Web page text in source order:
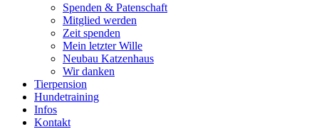
Spenden & Patenschaft
Mitglied werden
Zeit spenden
Mein letzter Wille
Neubau Katzenhaus
Wir danken
Tierpension
Hundetraining
Infos
Kontakt